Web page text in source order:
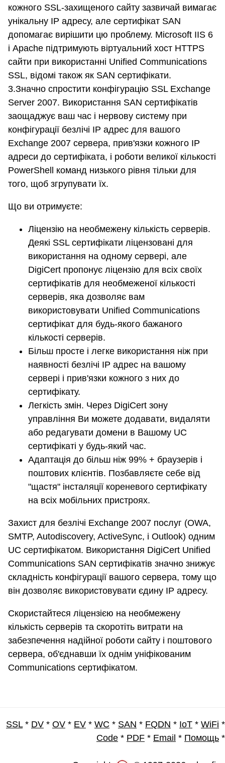
кожного SSL-захищеного сайту зазвичай вимагає
унікальну IP адресу, але сертифікат SAN
допомагає вирішити цю проблему. Microsoft IIS 6
і Apache підтримують віртуальний хост HTTPS
сайти при використанні Unified Communications
SSL, відомі також як SAN сертифікати.
3.Значно спростити конфігурацію SSL Exchange
Server 2007. Використання SAN сертифікатів
заощаджує ваш час і нервову систему при
конфігурації безлічі IP адрес для вашого
Exchange 2007 сервера, прив'язки кожного IP
адреси до сертифіката, і роботи великої кількості
PowerShell команд низького рівня тільки для
того, щоб згрупувати їх.
Що ви отримуєте:
Ліцензію на необмежену кількість серверів.
Деякі SSL сертифікати ліцензовані для
використання на одному сервері, але
DigiCert пропонує ліцензію для всіх своїх
сертифікатів для необмеженої кількості
серверів, яка дозволяє вам
використовувати Unified Communications
сертифікат для будь-якого бажаного
кількості серверів.
Більш просте і легке використання ніж при
наявності безлічі IP адрес на вашому
сервері і прив'язки кожного з них до
сертифікату.
Легкість змін. Через DigiCert зону
управління Ви можете додавати, видаляти
або редагувати домени в Вашому UC
сертифікаті у будь-який час.
Адаптація до більш ніж 99% + браузерів і
поштових клієнтів. Позбавляєте себе від
"щастя" інсталяції кореневого сертифікату
на всіх мобільних пристроях.
Захист для безлічі Exchange 2007 послуг (OWA,
SMTP, Autodiscovery, ActiveSync, і Outlook) одним
UC сертифікатом. Використання DigiCert Unified
Communications SAN сертифікатів значно знижує
складність конфігурації вашого сервера, тому що
він дозволяє використовувати єдину IP адресу.
Скористайтеся ліцензією на необмежену
кількість серверів та скоротіть витрати на
забезпечення надійної роботи сайту і поштового
сервера, об'єднавши їх однім уніфікованим
Communications сертифікатом.
SSL* DV * OV * EV * WC * SAN * FQDN * IoT * WiFi *
Code * PDF * Email * Помощь *